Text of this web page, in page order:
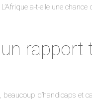
a-t-elle une
un rapport
d’handicaps et